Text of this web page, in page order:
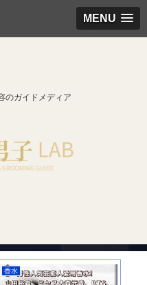
MENU
のガイドメディア
香水